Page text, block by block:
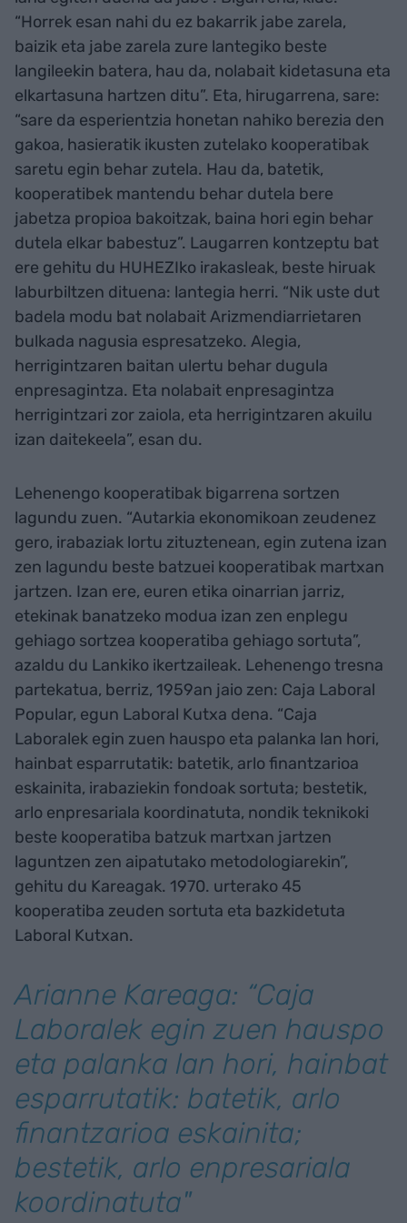
“Horrek esan nahi du ez bakarrik jabe zarela,
baizik eta jabe zarela zure lantegiko beste
langileekin batera, hau da, nolabait kidetasuna eta
elkartasuna hartzen ditu”. Eta, hirugarrena, sare:
“sare da esperientzia honetan nahiko berezia den
gakoa, hasieratik ikusten zutelako kooperatibak
saretu egin behar zutela. Hau da, batetik,
kooperatibek mantendu behar dutela bere
jabetza propioa bakoitzak, baina hori egin behar
dutela elkar babestuz”. Laugarren kontzeptu bat
ere gehitu du HUHEZIko irakasleak, beste hiruak
laburbiltzen dituena: lantegia herri. “Nik uste dut
badela modu bat nolabait Arizmendiarrietaren
bulkada nagusia espresatzeko. Alegia,
herrigintzaren baitan ulertu behar dugula
enpresagintza. Eta nolabait enpresagintza
herrigintzari zor zaiola, eta herrigintzaren akuilu
izan daitekeela”, esan du.
Lehenengo kooperatibak bigarrena sortzen
lagundu zuen. “Autarkia ekonomikoan zeudenez
gero, irabaziak lortu zituztenean, egin zutena izan
zen lagundu beste batzuei kooperatibak martxan
jartzen. Izan ere, euren etika oinarrian jarriz,
etekinak banatzeko modua izan zen enplegu
gehiago sortzea kooperatiba gehiago sortuta”,
azaldu du Lankiko ikertzaileak. Lehenengo tresna
partekatua, berriz, 1959an jaio zen: Caja Laboral
Popular, egun Laboral Kutxa dena. “Caja
Laboralek egin zuen hauspo eta palanka lan hori,
hainbat esparrutatik: batetik, arlo finantzarioa
eskainita, irabaziekin fondoak sortuta; bestetik,
arlo enpresariala koordinatuta, nondik teknikoki
beste kooperatiba batzuk martxan jartzen
laguntzen zen aipatutako metodologiarekin”,
gehitu du Kareagak. 1970. urterako 45
kooperatiba zeuden sortuta eta bazkidetuta
Laboral Kutxan.
Arianne Kareaga: “Caja
Laboralek egin zuen hauspo
eta palanka lan hori, hainbat
esparrutatik: batetik, arlo
finantzarioa eskainita;
bestetik, arlo enpresariala
koordinatuta"